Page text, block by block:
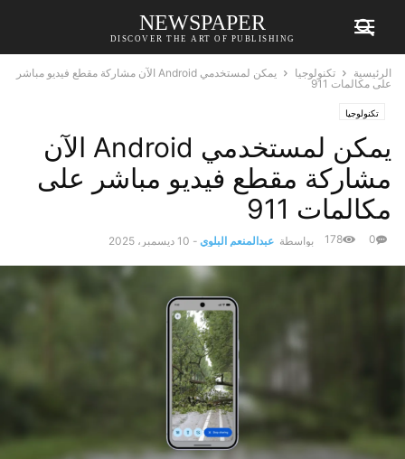
NEWSPAPER
DISCOVER THE ART OF PUBLISHING
الرئيسية تكنولوجيا
يمكن لمستخدمي Android الآن مشاركة مقطع فيديو مباشر
على مكالمات 911
تكنولوجيا
يمكن لمستخدمي Android الآن
مشاركة مقطع فيديو مباشر على
مكالمات 911
بواسطة عبدالمنعم البلوي - 10 ديسمبر، 2025 0
178